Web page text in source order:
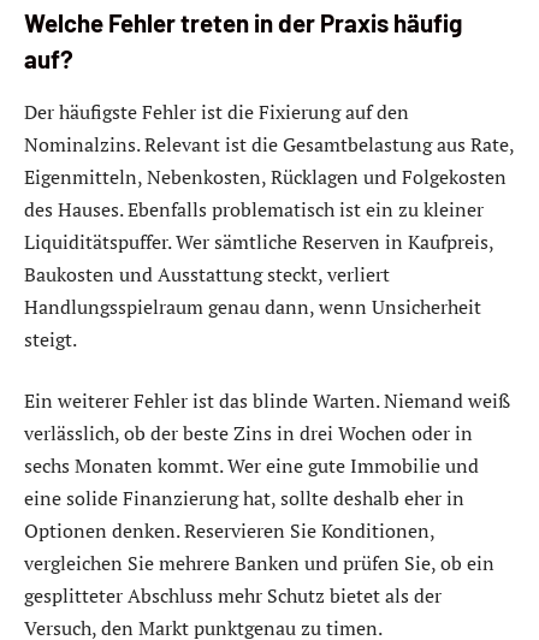
Welche Fehler treten in der Praxis häufig
auf?
Der häufigste Fehler ist die Fixierung auf den
Nominalzins. Relevant ist die Gesamtbelastung aus Rate,
Eigenmitteln, Nebenkosten, Rücklagen und Folgekosten
des Hauses. Ebenfalls problematisch ist ein zu kleiner
Liquiditätspuffer. Wer sämtliche Reserven in Kaufpreis,
Baukosten und Ausstattung steckt, verliert
Handlungsspielraum genau dann, wenn Unsicherheit
steigt.
Ein weiterer Fehler ist das blinde Warten. Niemand weiß
verlässlich, ob der beste Zins in drei Wochen oder in
sechs Monaten kommt. Wer eine gute Immobilie und
eine solide Finanzierung hat, sollte deshalb eher in
Optionen denken. Reservieren Sie Konditionen,
vergleichen Sie mehrere Banken und prüfen Sie, ob ein
gesplitteter Abschluss mehr Schutz bietet als der
Versuch, den Markt punktgenau zu timen.